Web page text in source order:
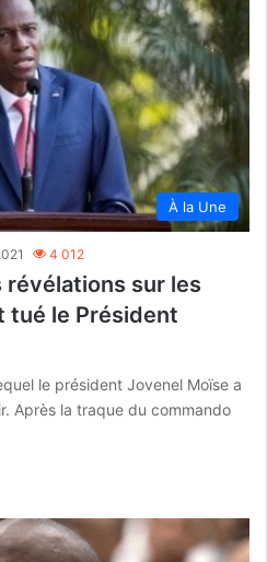
À la Une
4 012
sur les
tué le Président
le président Jovenel Moïse a
Après la traque du commando